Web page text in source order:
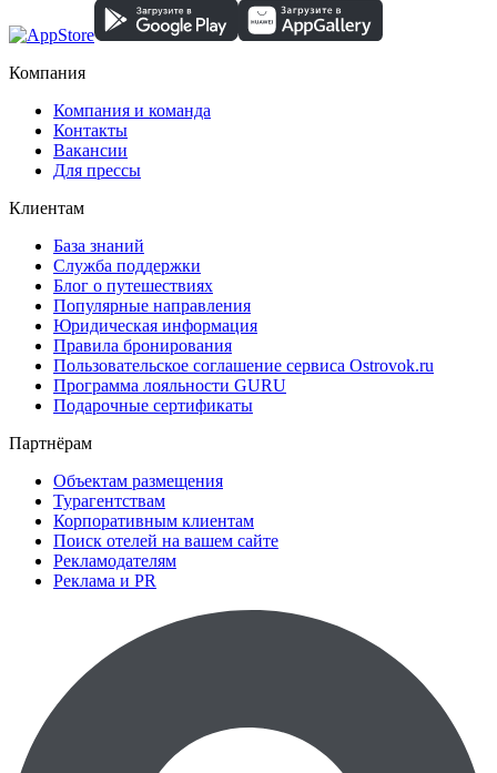
Компания
Компания и команда
Контакты
Вакансии
Для прессы
Клиентам
База знаний
Служба поддержки
Блог о путешествиях
Популярные направления
Юридическая информация
Правила бронирования
Пользовательское соглашение сервиса Ostrovok.ru
Программа лояльности GURU
Подарочные сертификаты
Партнёрам
Объектам размещения
Турагентствам
Корпоративным клиентам
Поиск отелей на вашем сайте
Рекламодателям
Реклама и PR